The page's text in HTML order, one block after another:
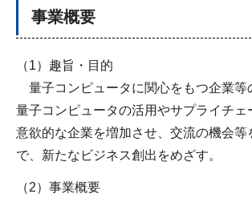
事業概要
（1）趣旨・目的
量子コンピュータに関心をもつ企業等
量子コンピュータの活用やサプライチェ
意欲的な企業を増加させ、交流の機会等
で、新たなビジネス創出をめざす。
（2）事業概要